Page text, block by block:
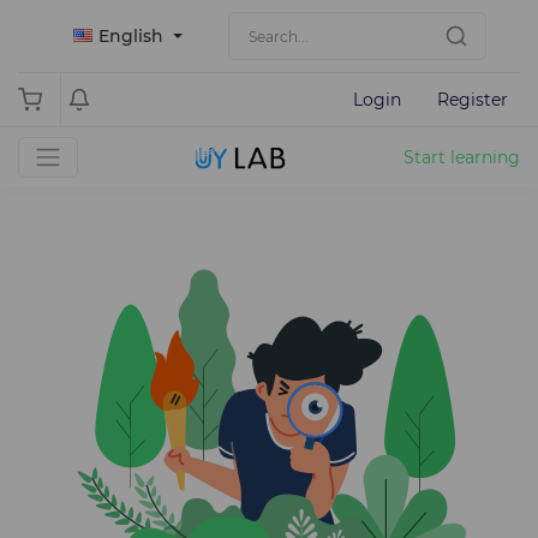
English
Login Register
Start learning